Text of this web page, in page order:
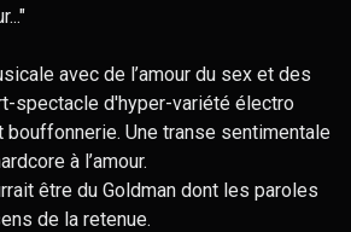
avec de l’amour du sex et des
spectacle d'hyper-variété électro
bouffonnerie. Une transe sentimentale
à l’amour.
être du Goldman dont les paroles
de la retenue.